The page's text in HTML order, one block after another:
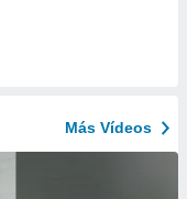
Más Vídeos